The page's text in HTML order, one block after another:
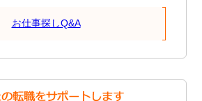
お仕事探しQ&A